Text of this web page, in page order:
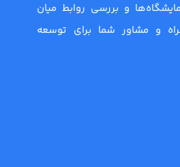
و بررسی روابط میان
و مشاور شما برای توسعه